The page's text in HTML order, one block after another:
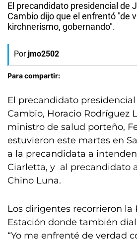
El precandidato presidencial de
Cambio dijo que el enfrentó "de
kirchnerismo, gobernando".
Por jmo2502
Para compartir:
El precandidato
Cambio, Horacio Rodríguez
ministro de salud porteño,
estuvieron este martes en
a la precandidata a
Ciarletta, y al precandidato
Chino Luna.
Los dirigentes recorrieron la
Estación donde también
“Yo me enfrenté de verdad